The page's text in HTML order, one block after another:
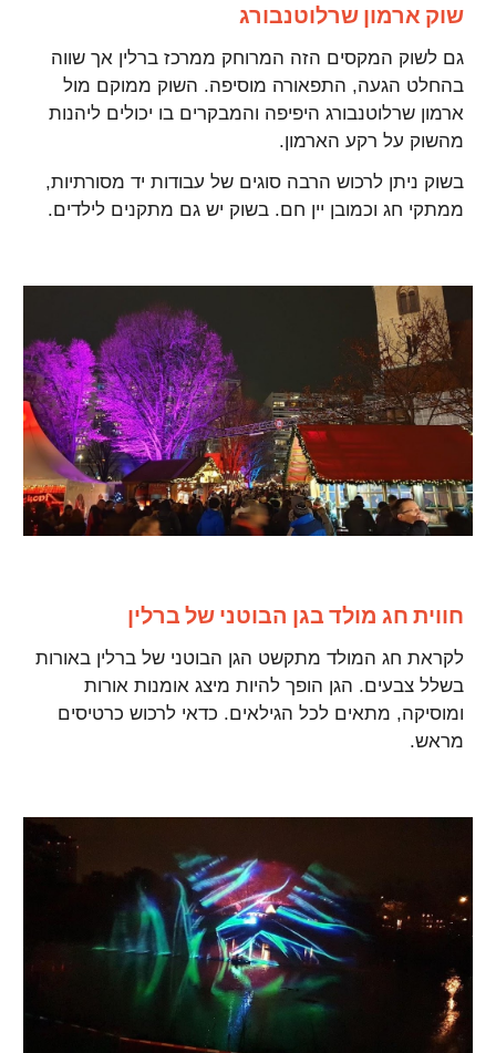
שוק ארמון שרלוטנבורג
גם לשוק המקסים הזה המרוחק ממרכז ברלין אך שווה
בהחלט הגעה, התפאורה מוסיפה. השוק ממוקם מול
ארמון שרלוטנבורג היפיפה והמבקרים בו יכולים ליהנות
מהשוק על רקע הארמון.
בשוק ניתן לרכוש הרבה סוגים של עבודות יד מסורתיות,
ממתקי חג וכמובן יין חם. בשוק יש גם מתקנים לילדים.
חווית חג מולד בגן הבוטני של ברלין
לקראת חג המולד מתקשט הגן הבוטני של ברלין באורות
בשלל צבעים. הגן הופך להיות מיצג אומנות אורות
ומוסיקה, מתאים לכל הגילאים. כדאי לרכוש כרטיסים
מראש.